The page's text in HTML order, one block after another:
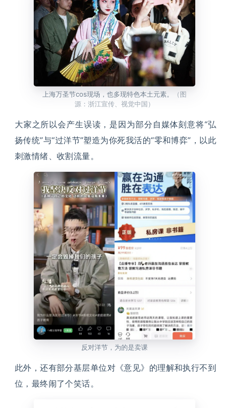
上海万圣节cos现场，也多现特色本土元素。
（图
源：浙江宣传、视觉中国）
大家之所以会产生误读，是因为部分自媒体刻意将“弘
扬传统”与“过洋节”塑造为你死我活的“零和博弈”，以此
刺激情绪、收割流量。
反对洋节，为的是卖课
此外，还有部分基层单位对《意见》的理解和执行不到
位，最终闹了个笑话。